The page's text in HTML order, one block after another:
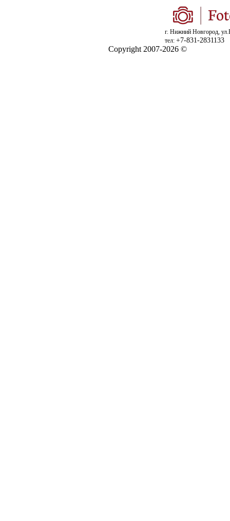
г. Нижний Новгород,
тел: +7-831-2831133
Copyright 2007-2026 ©